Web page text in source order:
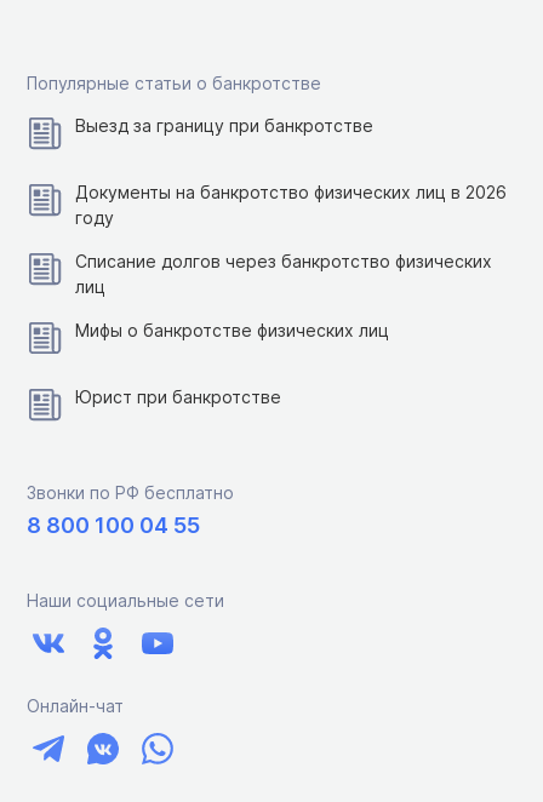
Популярные статьи о банкротстве
Выезд за границу при банкротстве
Документы на банкротство физических лиц в 2026
году
Списание долгов через банкротство физических
лиц
Мифы о банкротстве физических лиц
Юрист при банкротстве
Звонки по РФ бесплатно
8 800 100 04 55
Наши социальные сети
Онлайн-чат